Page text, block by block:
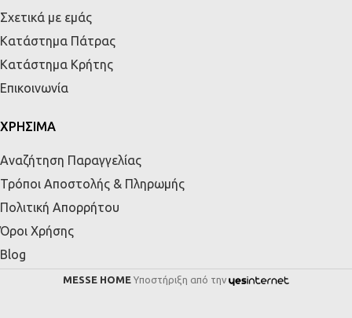
Σχετικά με εμάς
Κατάστημα Πάτρας
Κατάστημα Κρήτης
Επικοινωνία
ΧΡΗΣΙΜΑ
Αναζήτηση Παραγγελίας
Τρόποι Αποστολής & Πληρωμής
Πολιτική Απορρήτου
Όροι Χρήσης
Blog
MESSE HOME Υποστήριξη από την